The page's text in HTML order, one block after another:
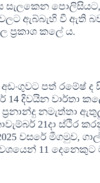
සැලකෙන
ඇබ්බැහි වී ඇති
ප්‍රකාශ කලේ ය.‍‍
අඩංගුවට පත් රමේෂ්
දිවයින වාර්තා
නමැත්තා
21දා ස්ථිර
වසරේ මීගමුව,
11